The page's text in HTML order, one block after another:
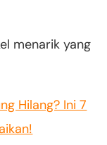
menarik yang
Hilang? Ini 7